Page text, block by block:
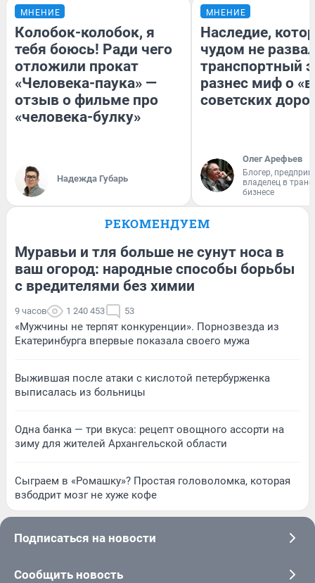
МНЕНИЕ
Колобок-колобок, я
тебя боюсь! Ради чего
отложили прокат
«Человека-паука» —
отзыв о фильме про
«человека-булку»
Надежда Губарь
МНЕНИЕ
Наследие,
чудом не
транспортный
разнес миф о
советских
Олег Арефьев
Блогер,
владелец в
бизнесе
РЕКОМЕНДУЕМ
Муравьи и тля больше не сунут носа в
ваш огород: народные способы борьбы
с вредителями без химии
9 часов 1 240 453 53
«Мужчины не терпят конкуренции». Порнозвезда из
Екатеринбурга впервые показала своего мужа
Выжившая после атаки с кислотой петербурженка
выписалась из больницы
Одна банка — три вкуса: рецепт овощного ассорти на
зиму для жителей Архангельской области
Сыграем в «Ромашку»? Простая головоломка, которая
взбодрит мозг не хуже кофе
Подписаться на новости
Сообщить новость